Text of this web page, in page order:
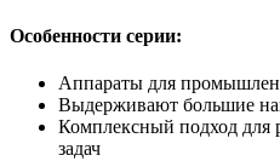
Особенности серии:
Аппараты для
Выдерживают большие
Комплексный подход для
задач